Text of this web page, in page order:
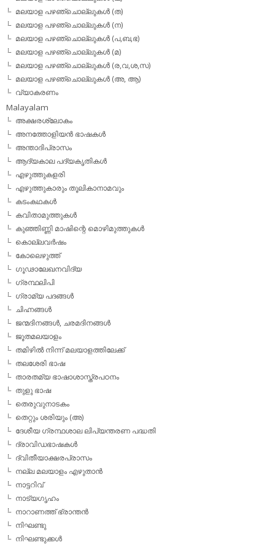
മലയാള പഴഞ്ചൊല്ലുകള്‍ (ത)
മലയാള പഴഞ്ചൊല്ലുകള്‍ (ന)
മലയാള പഴഞ്ചൊല്ലുകള്‍ (പ,ബ,ഭ)
മലയാള പഴഞ്ചൊല്ലുകള്‍ (മ)
മലയാള പഴഞ്ചൊല്ലുകള്‍ (ര,വ,ശ,സ)
മലയാള പഴഞ്ചൊല്ലുകൾ (അ, ആ)
വ്യാകരണം
Malayalam
അക്ഷരശ്ലോകം
അനത്തോളിയന്‍ ഭാഷകള്‍
അന്താദിപ്രാസം
ആദ്യകാല പദ്യകൃതികള്‍
എഴുത്തുകളരി
എഴുത്തുകാരും തൂലികാനാമവും
കടംകഥകള്‍
കവിതാമുത്തുകള്‍
കുഞ്ഞിണ്ണി മാഷിന്റെ മൊഴിമുത്തുകള്‍
കൊല്ലവര്‍ഷം
കോലെഴുത്ത്
ഗൂഢാലേഖനവിദ്യ
ഗ്രന്ഥലിപി
ഗ്രാമ്യ പദങ്ങള്‍
ചിഹ്നങ്ങള്‍
ജന്മദിനങ്ങള്‍, ചരമദിനങ്ങള്‍
ജൂതമലയാളം
തമിഴില്‍ നിന്ന് മലയാളത്തിലേക്ക്
തലശേരി ഭാഷ
താരതമ്യ ഭാഷാശാസ്ത്രപഠനം
തുളു ഭാഷ
തെരുവുനാടകം
തെറ്റും ശരിയും (അ)
ദേശീയ ഗ്രന്ഥശാല ലിപ്യന്തരണ പദ്ധതി
ദ്രാവിഡഭാഷകള്‍
ദ്വിതീയാക്ഷരപ്രാസം
നല്ല മലയാളം എഴുതാന്‍
നാട്ടറിവ്
നാട്യഗൃഹം
നാറാണത്ത് ഭ്രാന്തന്‍
നിഘണ്ടു
നിഘണ്ടുക്കള്‍